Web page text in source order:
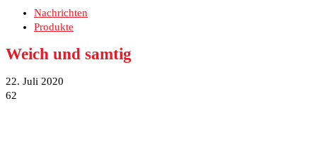
Nachrichten
Produkte
Weich und samtig
22. Juli 2020
62